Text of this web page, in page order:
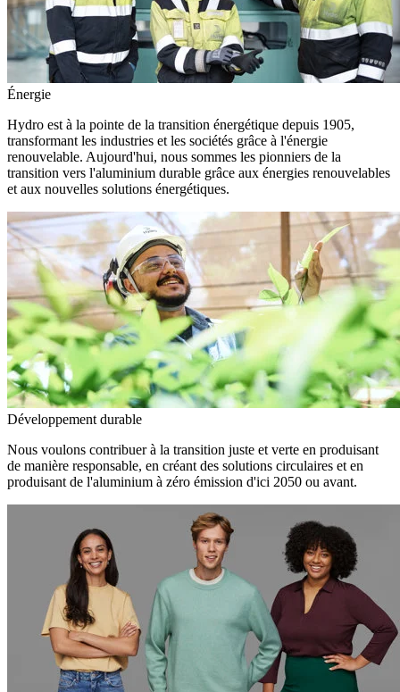
Énergie
Hydro est à la pointe de la transition énergétique depuis 1905,
transformant les industries et les sociétés grâce à l'énergie
renouvelable. Aujourd'hui, nous sommes les pionniers de la
transition vers l'aluminium durable grâce aux énergies renouvelables
et aux nouvelles solutions énergétiques.
Développement durable
Nous voulons contribuer à la transition juste et verte en produisant
de manière responsable, en créant des solutions circulaires et en
produisant de l'aluminium à zéro émission d'ici 2050 ou avant.